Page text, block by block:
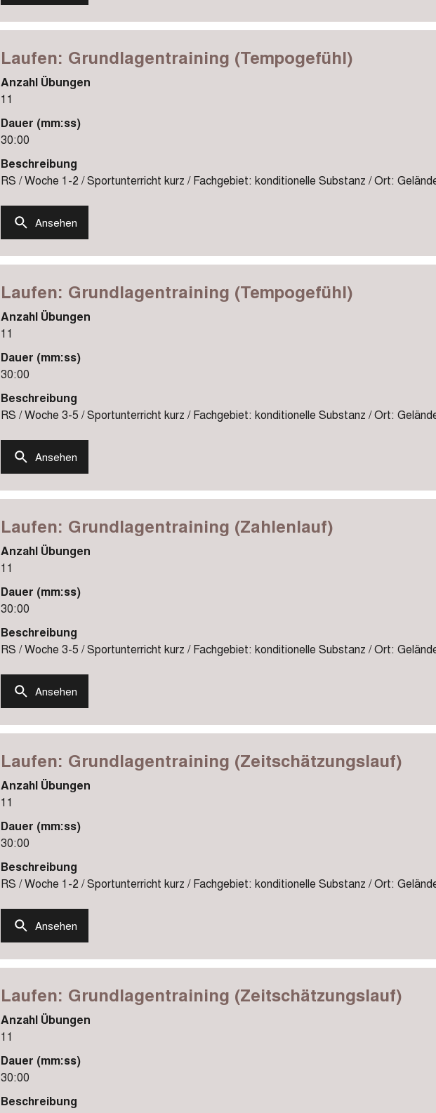
Laufen: Grundlagentraining (Tempogefühl)
Anzahl Übungen
11
Dauer (mm:ss)
30:00
Beschreibung
RS / Woche 1-2 / Sportunterricht kurz / Fachgebiet: konditionelle Substanz / Ort:
Ansehen
Laufen: Grundlagentraining (Tempogefühl)
Anzahl Übungen
11
Dauer (mm:ss)
30:00
Beschreibung
RS / Woche 3-5 / Sportunterricht kurz / Fachgebiet: konditionelle Substanz / Ort:
Ansehen
Laufen: Grundlagentraining (Zahlenlauf)
Anzahl Übungen
11
Dauer (mm:ss)
30:00
Beschreibung
RS / Woche 3-5 / Sportunterricht kurz / Fachgebiet: konditionelle Substanz / Ort:
Ansehen
Laufen: Grundlagentraining (Zeitschätzungslauf)
Anzahl Übungen
11
Dauer (mm:ss)
30:00
Beschreibung
RS / Woche 1-2 / Sportunterricht kurz / Fachgebiet: konditionelle Substanz / Ort:
Ansehen
Laufen: Grundlagentraining (Zeitschätzungslauf)
Anzahl Übungen
11
Dauer (mm:ss)
30:00
Beschreibung